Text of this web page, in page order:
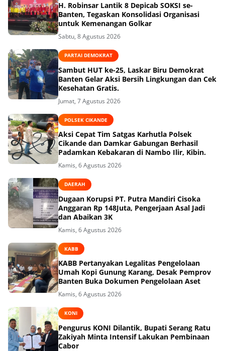
H. Robinsar Lantik 8 Depicab SOKSI se-
Banten, Tegaskan Konsolidasi Organisasi
untuk Kemenangan Golkar
Sabtu, 8 Agustus 2026
PARTAI DEMOKRAT
Sambut HUT ke-25, Laskar Biru Demokrat
Banten Gelar Aksi Bersih Lingkungan dan Cek
Kesehatan Gratis.
Jumat, 7 Agustus 2026
POLSEK CIKANDE
Aksi Cepat Tim Satgas Karhutla Polsek
Cikande dan Damkar Gabungan Berhasil
Padamkan Kebakaran di Nambo Ilir, Kibin.
Kamis, 6 Agustus 2026
DAERAH
Dugaan Korupsi PT. Putra Mandiri Cisoka
Anggaran Rp 148Juta, Pengerjaan Asal Jadi
dan Abaikan 3K
Kamis, 6 Agustus 2026
KABB
KABB Pertanyakan Legalitas Pengelolaan
Umah Kopi Gunung Karang, Desak Pemprov
Banten Buka Dokumen Pengelolaan Aset
Kamis, 6 Agustus 2026
KONI
Pengurus KONI Dilantik, Bupati Serang Ratu
Zakiyah Minta Intensif Lakukan Pembinaan
Cabor